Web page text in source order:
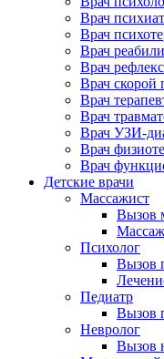
Врач
Врач
Врач
Врач
Врач
Врач
Врач
Врач УЗИ-
Врач
Врач
Детские врачи
Массажист
Вызов
Психолог
Вызов
Педиатр
Вызов
Невролог
Вызов